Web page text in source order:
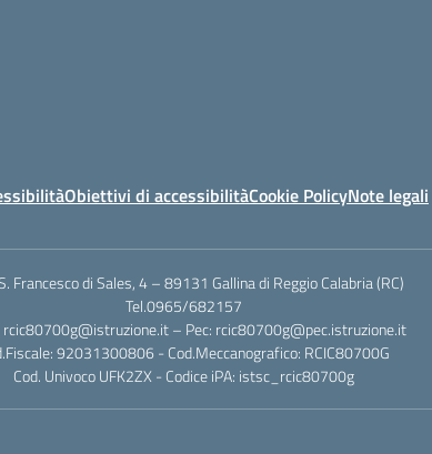
Obiettivi di accessibilitàCookie PolicyNote legali
Francesco di Sales, 4 – 89131 Gallina di Reggio Calabria (RC)
Tel.0965/682157
– Pec: rcic80700g@pec.istruzione.it
92031300806 - Cod.Meccanografico: RCIC80700G
Cod. Univoco UFK2ZX - Codice iPA: istsc_rcic80700g